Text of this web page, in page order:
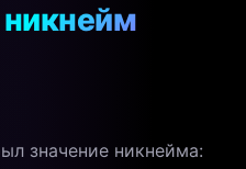
никнейм
значение никнейма: